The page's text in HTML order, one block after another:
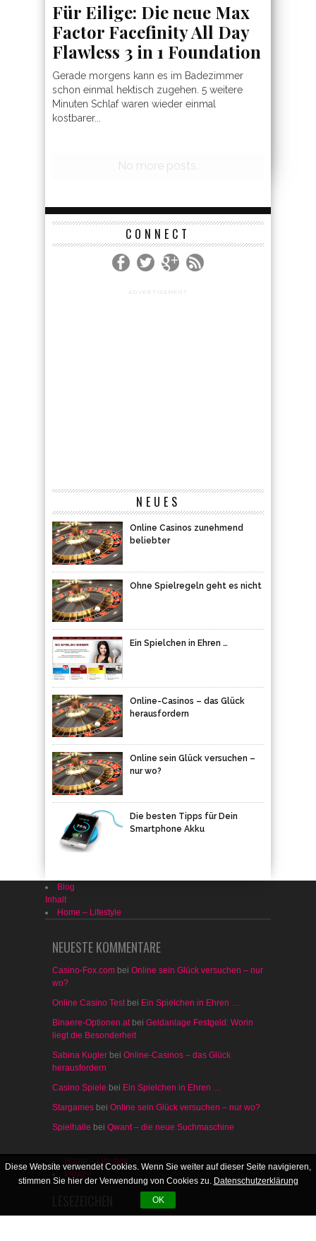
Für Eilige: Die neue Max
Factor Facefinity All Day
Flawless 3 in 1 Foundation
Gerade morgens kann es im Badezimmer
schon einmal hektisch zugehen. 5 weitere
Minuten Schlaf waren wieder einmal
kostbarer...
ADVERTISEMENT
beliebter
Ohne Spielregeln geht es nicht
Ein Spielchen in Ehren …
Online-Casinos – das Glück
Online sein Glück versuchen –
nur wo?
Die besten Tipps für Dein
Smartphone Akku
Blog
Inhalt
NEUESTE KOMMENTARE
Casino-Fox.combeiOnline sein Glück versuchen – nur
Online Casino Test bei
Ein Spielchen in Ehren …
Binaere-Optionen.at beiGeldanlage Festgeld: Worin
liegt die Besonderheit
Sabina Kugler beiOnline-Casinos – das Glück
Casino SpielebeiEin Spielchen in Ehren …
Stargamesbei Online sein Glück versuchen – nur wo?
Spielhallebei
Home – Lifestyle
Datenschutz
Impressum
intern: Inhaltsverzeichnis
Diese Website verwendet Cookies. Wenn Sie weiter auf dieser Seite navigieren,
stimmen Sie hier der Verwendung von Cookies zu. Datenschutzerklärung
OK